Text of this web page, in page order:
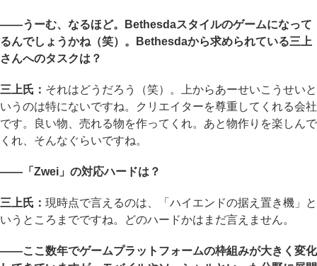
――うーむ、なるほど。Bethesdaスタイルのゲームになって
るんでしょうかね（笑）。Bethesdaから求められている三上
さんへのタスクは？
三上氏： それはどうだろう（笑）。上からあーせいこうせいと
いうのは特にないですね。クリエイターを尊重してくれる会社
です。良い物、売れる物を作ってくれ。あと物作りを楽しんで
くれ、そんなぐらいですね。
――「Zwei」の対応ハードは？
三上氏： 現時点で言えるのは、「ハイエンドの据え置き機」と
いうところまでですね。どのハードかはまだ言えません。
――ここ数年でゲームプラットフォームの枠組みが大きく変化